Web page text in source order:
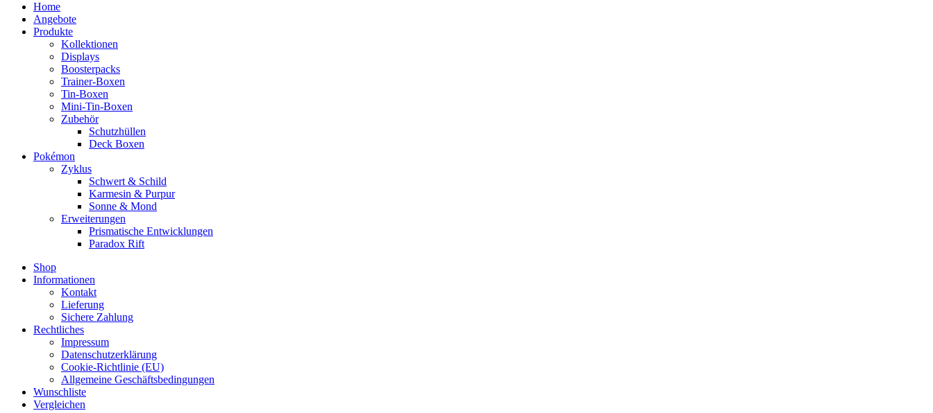
Home
Angebote
Produkte
Kollektionen
Displays
Boosterpacks
Trainer-Boxen
Tin-Boxen
Mini-Tin-Boxen
Zubehör
Schutzhüllen
Deck Boxen
Pokémon
Zyklus
Schwert & Schild
Karmesin & Purpur
Sonne & Mond
Erweiterungen
Prismatische Entwicklungen
Paradox Rift
Shop
Informationen
Kontakt
Lieferung
Sichere Zahlung
Rechtliches
Impressum
Datenschutzerklärung
Cookie-Richtlinie (EU)
Allgemeine Geschäftsbedingungen
Wunschliste
Vergleichen